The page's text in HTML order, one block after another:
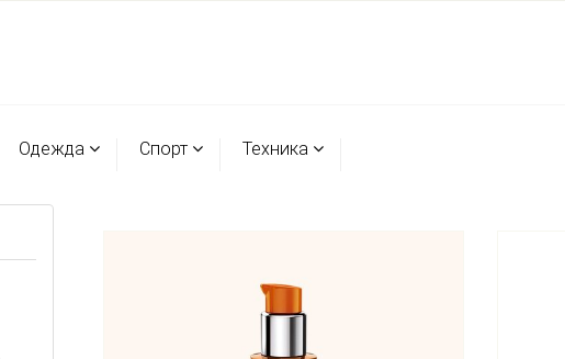
Одежда Спорт Техника